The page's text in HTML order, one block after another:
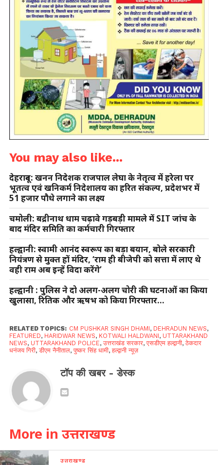
You may also like...
देहरादून: खनन निदेशक राजपाल लेघा के नेतृत्व में हरेला पर
भूतत्व एवं खनिकर्म निदेशालय का हरित संकल्प, प्रदेशभर में
51 हजार पौधे लगाने का लक्ष्य
चमोली: बद्रीनाथ धाम चढ़ावे गड़बड़ी मामले में SIT जांच के
बाद मंदिर समिति का कर्मचारी गिरफ्तार
हल्द्वानी: स्वामी आनंद स्वरूप का बड़ा बयान, बोले सरकारी
नियंत्रण से मुक्त हों मंदिर, ‘राम ही बीजेपी को सत्ता में लाए थे
वही राम अब इन्हें विदा करेंगे’
हल्द्वानी : पुलिस ने दो अलग-अलग चोरी की घटनाओं का किया
खुलासा, रितिक और ऋषभ को किया गिरफ्तार…
RELATED TOPICS: CM PUSHKAR SINGH DHAMI, DEHRADUN NEWS,
FEATURED, HARIDWAR NEWS, KOTWALI HALDWANI, UTTARAKHAND
NEWS, UTTARAKHAND POLICE,उत्तराखंड सरकार,एसडीएम हल्द्वानी,ठेकदार
धनंजय गिरी,डीएम नैनीताल,पुष्कर सिंह धामी,हल्द्वानी न्यूज़
टॉप की खबर - डेस्क
More in उत्तराखण्ड
उत्तराखण्ड